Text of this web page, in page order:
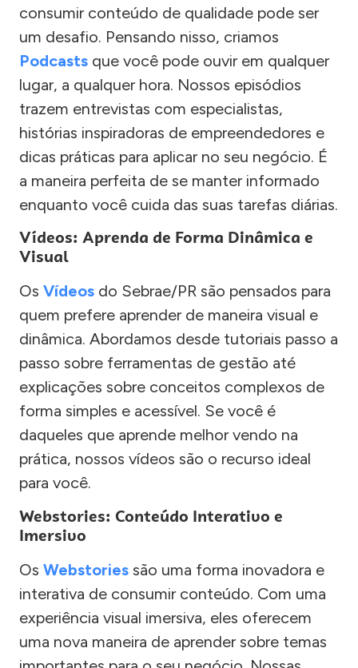
consumir conteúdo de qualidade pode ser
um desafio. Pensando nisso, criamos
Podcasts que você pode ouvir em qualquer
lugar, a qualquer hora. Nossos episódios
trazem entrevistas com especialistas,
histórias inspiradoras de empreendedores e
dicas práticas para aplicar no seu negócio. É
a maneira perfeita de se manter informado
enquanto você cuida das suas tarefas diárias.
Vídeos: Aprenda de Forma Dinâmica e
Visual
Os Vídeos do Sebrae/PR são pensados para
quem prefere aprender de maneira visual e
dinâmica. Abordamos desde tutoriais passo a
passo sobre ferramentas de gestão até
explicações sobre conceitos complexos de
forma simples e acessível. Se você é
daqueles que aprende melhor vendo na
prática, nossos vídeos são o recurso ideal
para você.
Webstories: Conteúdo Interativo e
Imersivo
Os Webstories são uma forma inovadora e
interativa de consumir conteúdo. Com uma
experiência visual imersiva, eles oferecem
uma nova maneira de aprender sobre temas